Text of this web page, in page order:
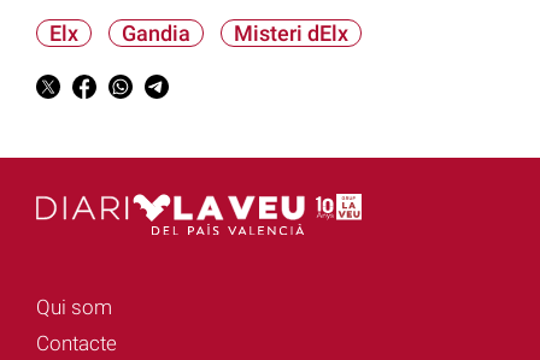
Elx Gandia Misteri dElx
Qui som
Contacte